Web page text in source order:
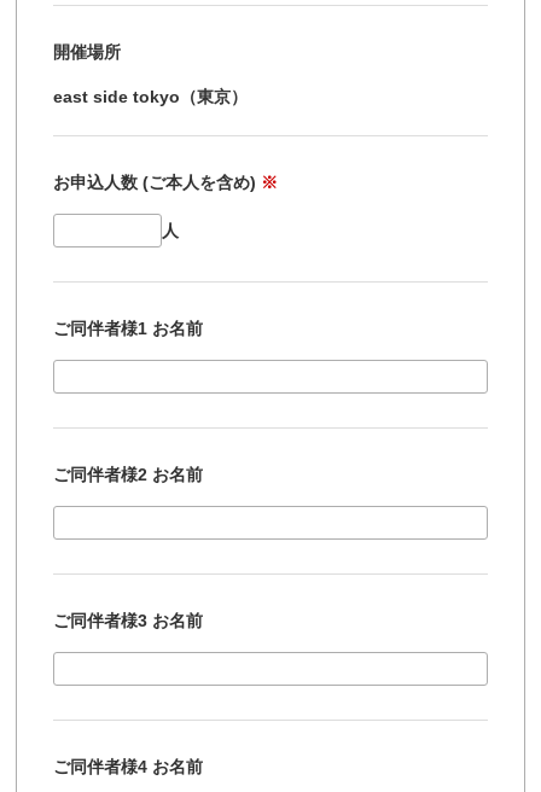
開催場所
east side tokyo（東京）
お申込人数 (ご本人を含め) ※
人
ご同伴者様1 お名前
ご同伴者様2 お名前
ご同伴者様3 お名前
ご同伴者様4 お名前